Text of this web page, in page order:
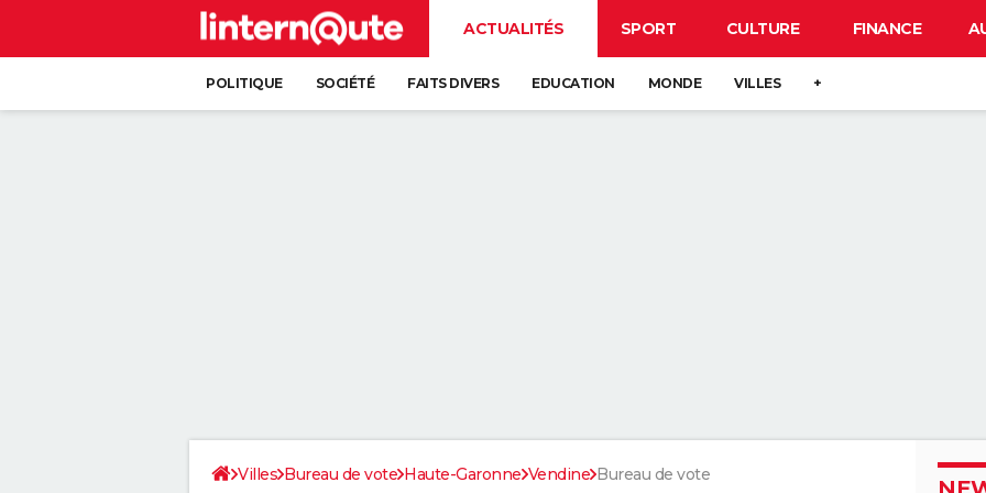
ACTUALITÉS SPORT CULTURE FINANCE
POLITIQUE SOCIÉTÉ FAITS DIVERS EDUCATION MONDE VILLES +
Villes Bureau de vote Haute-Garonne Vendine Bureau de vote